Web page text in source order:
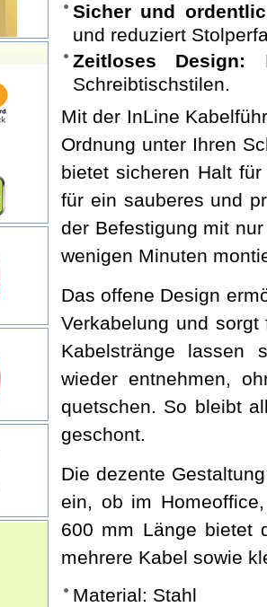
Sicher und
und reduziert
Zeitloses Design:
Schreibtischstilen.
Mit der InLine
Ordnung unter Ihren
bietet sicheren Halt
für ein sauberes und
der Befestigung mit
wenigen Minuten
Das offene Design
Verkabelung und
Kabelstränge lassen
wieder entnehmen,
quetschen. So bleibt
geschont.
Die dezente
ein, ob im
600 mm Länge bietet
mehrere Kabel sowie
Material: Stahl